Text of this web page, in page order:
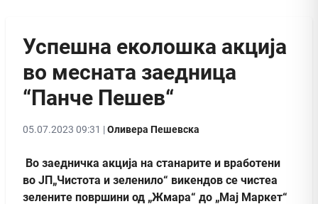
Успешна еколошка акција
во месната заедница
“Панче Пешев“
05.07.2023 09:31 |Оливера Пешевска
Во заедничка акција на станарите и вработени
во ЈП„Чистота и зеленило“ викендов се чистеа
зелените површини од „Жмара“ до „Мај Маркет“